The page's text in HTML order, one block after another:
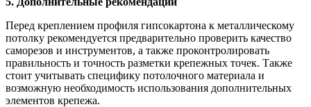
Перед креплением профиля гипсокартона к металлическому
потолку рекомендуется предварительно проверить качество
саморезов и инструментов, а также проконтролировать
правильность и точность разметки крепежных точек. Также
стоит учитывать специфику потолочного материала и
возможную необходимость использования дополнительных
элементов крепежа.